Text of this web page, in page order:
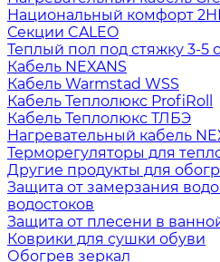
Национальный комфорт
Секции CALEO
Теплый пол под стяжку 3-5
Кабель NEXANS
Кабель Warmstad WSS
Кабель Теплолюкс ProfiRoll
Кабель Теплолюкс ТЛБЭ
Нагревательный кабель
Терморегуляторы для
Другие продукты для
Защита от замерзания
водостоков
Защита от плесени в
Коврики для сушки обуви
Обогрев зеркал